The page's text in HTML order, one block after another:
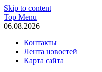
Skip to content
Top Menu
06.08.2026
Контакты
Лента новостей
Карта сайта